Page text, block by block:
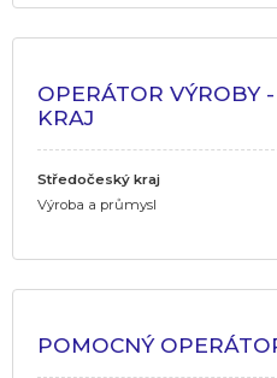
OPERÁTOR VÝROBY
KRAJ
Středočeský kraj
Výroba a průmysl
POMOCNÝ